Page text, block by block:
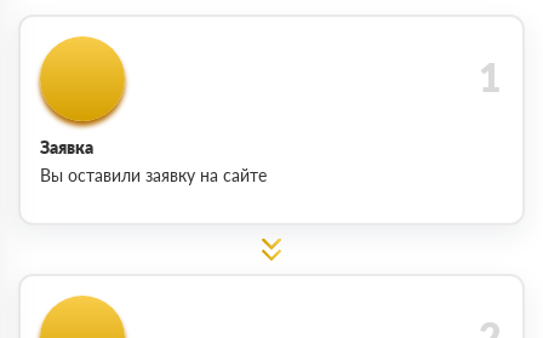
Заявка
Вы оставили заявку на сайте